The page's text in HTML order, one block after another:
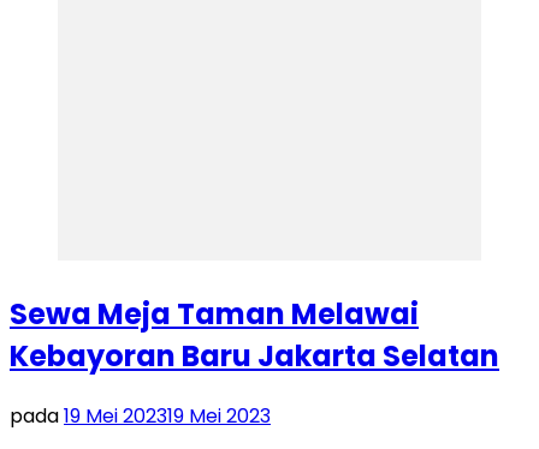
Sewa Meja Taman Melawai
Kebayoran Baru Jakarta Selatan
pada19 Mei 202319 Mei 2023